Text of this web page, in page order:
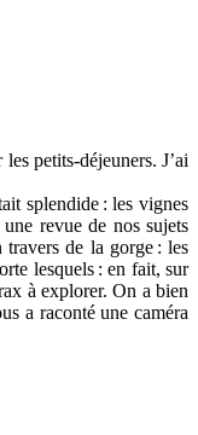
petits-déjeuners. J’ai
splendide : les vignes
revue de nos sujets
travers de la gorge : les
lesquels : en fait, sur
à explorer. On a bien
a raconté une caméra